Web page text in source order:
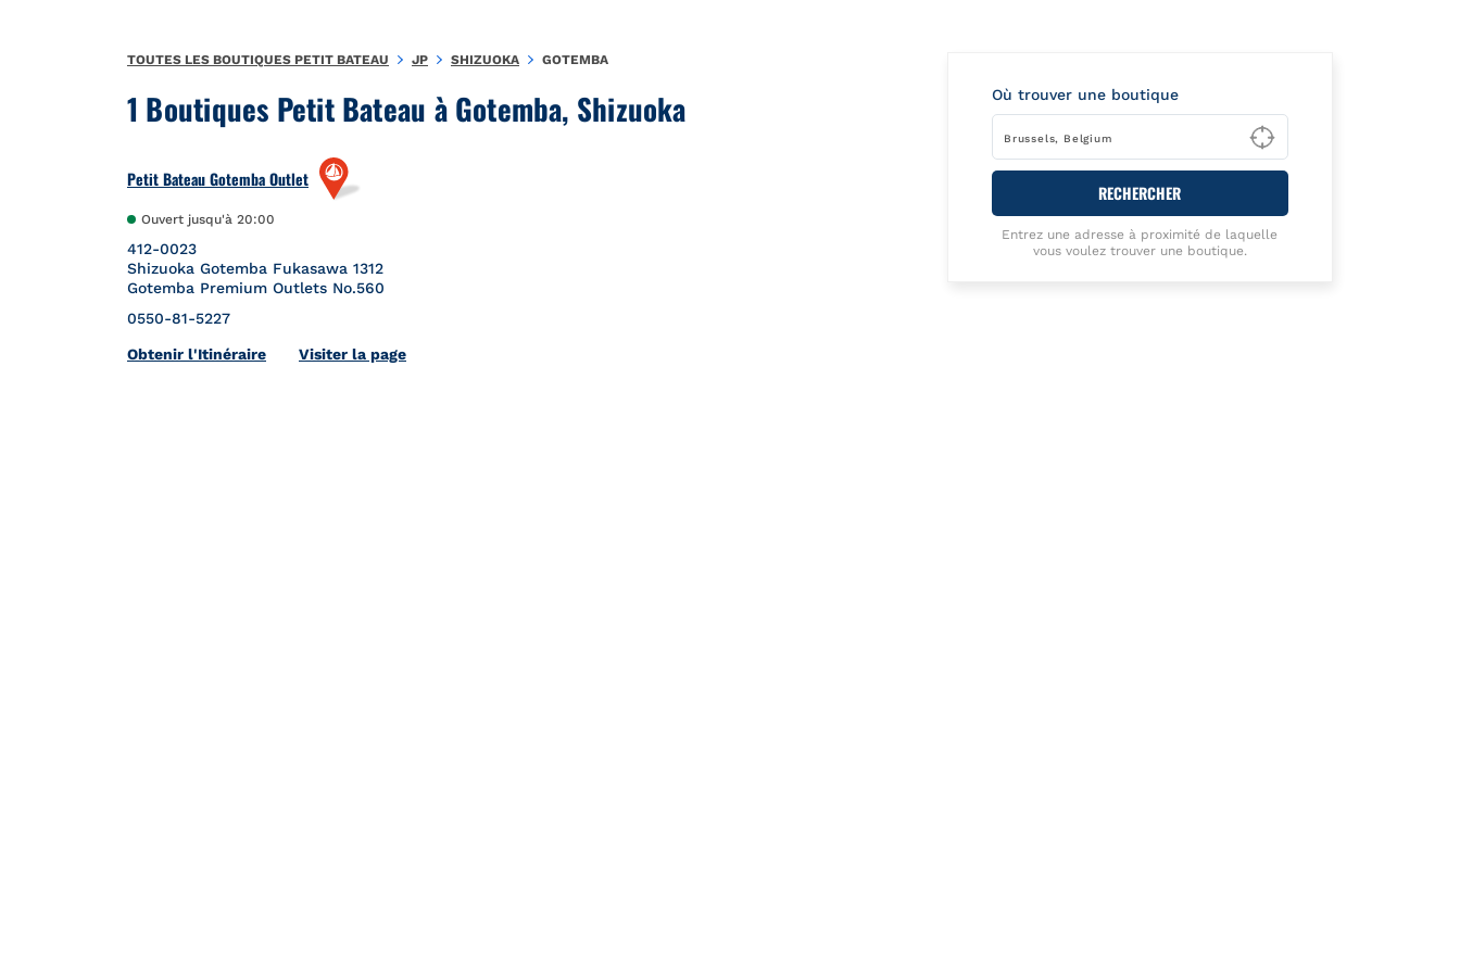
1 Boutiques Petit Bateau à Gotemba, Shizuoka
Petit Bateau Gotemba Outlet
Ouvert jusqu'à 20:00
412-0023
Shizuoka Gotemba Fukasawa 1312
Gotemba Premium Outlets No.560
0550-81-5227
Obtenir l'ItinéraireLink Opens in New Tab
Visiter la page
Où trouver une boutique
Type to begin
RECHERCHER
Entrez une adresse à proximité de laquelle
vous voulez trouver une boutique.
TOUTES LES BOUTIQUES PETIT BATEAU JP SHIZUOKA GOTEMBA